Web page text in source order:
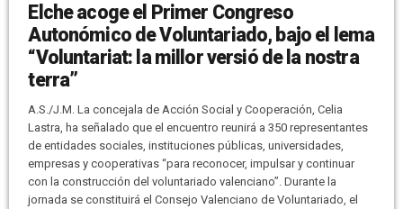
Elche acoge el Primer Congreso
Autonómico de Voluntariado, bajo el lema
“Voluntariat: la millor versió de la nostra
terra”
A.S./J.M. La concejala de Acción Social y Cooperación, Celia
Lastra, ha señalado que el encuentro reunirá a 350 representantes
de entidades sociales, instituciones públicas, universidades,
empresas y cooperativas “para reconocer, impulsar y continuar
con la construcción del voluntariado valenciano”. Durante la
jornada se constituirá el Consejo Valenciano de Voluntariado, el